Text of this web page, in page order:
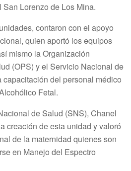
Lorenzo de Los Mina.
contaron con el apoyo
quien aportó los equipos
mismo la Organización
(OPS) y el Servicio Nacional de
del personal médico
Fetal.
de Salud (SNS), Chanel
creación de esta unidad y valoró
de la maternidad quienes son
en Manejo del Espectro